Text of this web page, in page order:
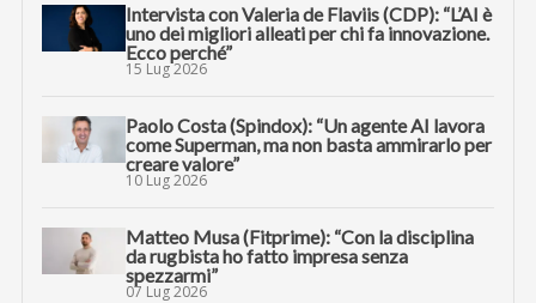
Intervista con Valeria de Flaviis (CDP): “L’AI è
uno dei migliori alleati per chi fa innovazione.
Ecco perché”
15 Lug 2026
Paolo Costa (Spindox): “Un agente AI lavora
come Superman, ma non basta ammirarlo per
creare valore”
10 Lug 2026
Matteo Musa (Fitprime): “Con la disciplina
da rugbista ho fatto impresa senza
spezzarmi”
07 Lug 2026